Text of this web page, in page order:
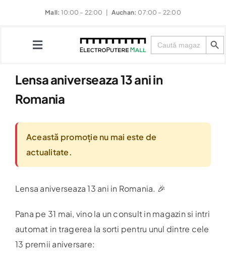
Mall: 10:00 – 22:00 | Auchan: 07:00 – 22:00
Toggle
Restaurante
Divertisment
Evenimente
Noutăți & Promoții
Harta
Search
for:
Search Button
Lensa aniverseaza 13 ani in
Romania
Această promoție nu mai este de
actualitate.
Lensa aniverseaza 13 ani in Romania. 🎉
Pana pe 31 mai, vino la un consult in magazin si intri
automat in tragerea la sorti pentru unul dintre cele
13 premii aniversare: